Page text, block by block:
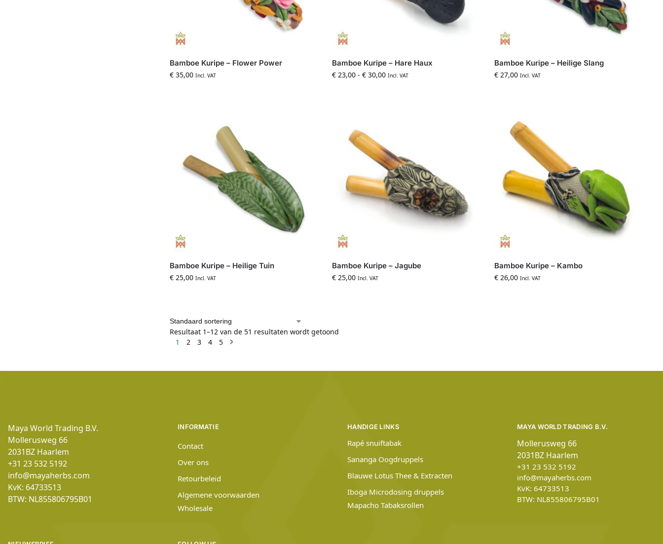
Bamboe Kuripe – Flower Power
€ 35,00 Incl. VAT
Bamboe Kuripe – Hare Haux
€ 23,00 - € 30,00 Incl. VAT
Bamboe Kuripe – Heilige Slang
€ 27,00 Incl. VAT
Bamboe Kuripe – Heilige Tuin
€ 25,00 Incl. VAT
Bamboe Kuripe – Jagube
€ 25,00 Incl. VAT
Bamboe Kuripe – Kambo
€ 26,00 Incl. VAT
Resultaat 1–12 van de 51 resultaten wordt getoond
1
2 3 4 5
Maya World Trading B.V.
Mollerusweg 66
2031BZ Haarlem
+31 23 532 5192
info@mayaherbs.com
KvK: 64733513
BTW: NL855806795B01
INFORMATIE
Contact
Over ons
Retourbeleid
Algemene voorwaarden
Wholesale
HANDIGE LINKS
Rapé snuiftabak
Sananga Oogdruppels
Blauwe Lotus Thee & Extracten
Iboga Microdosing druppels
Mapacho Tabaksrollen
MAYA WORLD TRADING B.V.
Mollerusweg 66
2031BZ Haarlem
+31 23 532 5192
info@mayaherbs.com
KvK: 64733513
BTW: NL855806795B01